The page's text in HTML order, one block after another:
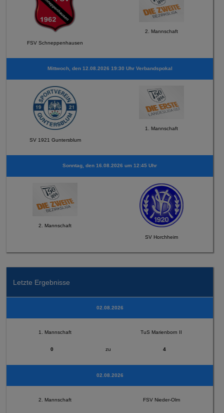
FSV Schneppenhausen
2. Mannschaft
Mittwoch, den 12.08.2026 19:30 Uhr Verbandspokal
SV 1921 Guntersblum
1. Mannschaft
Sonntag, den 16.08.2026 um 12:45 Uhr
2. Mannschaft
SV Horchheim
Letzte Ergebnisse
02.08.2026
1. Mannschaft TuS Marienborn II
0 zu 4
02.08.2026
2. Mannschaft FSV Nieder-Olm